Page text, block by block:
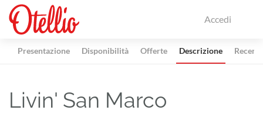
Accedi
Presentazione Disponibilità Offerte Descrizione
Livin' San Marco